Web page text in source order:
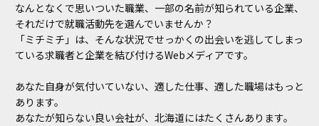
なんとなくで思いついた職業、一部の名前が知られている企業、
それだけで就職活動先を選んでいませんか？
「ミチミチ」は、そんな状況でせっかくの出会いを逃してしまっ
ている求職者と企業を結び付けるWebメディアです。
あなた自身が気付いていない、適した仕事、適した職場はもっと
あります。
あなたが知らない良い会社が、北海道にはたくさんあります。